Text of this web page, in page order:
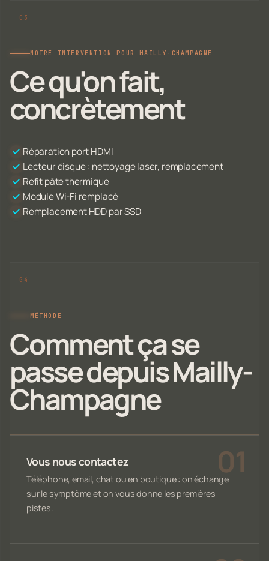
NOTRE INTERVENTION POUR MAILLY-CHAMPAGNE
Ce qu'on fait,
concrètement
Réparation port HDMI
Lecteur disque : nettoyage laser, remplacement
Refit pâte thermique
Module Wi-Fi remplacé
Remplacement HDD par SSD
MÉTHODE
Comment ça se
passe depuis Mailly-
Champagne
Vous nous contactez
Téléphone, email, chat ou en boutique : on échange
sur le symptôme et on vous donne les premières
pistes.